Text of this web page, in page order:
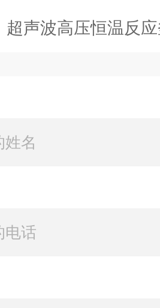
超声波高压恒温反